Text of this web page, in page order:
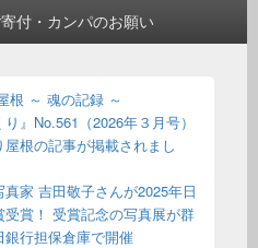
付・カンパのお願い
根 ～ 魂の記録 ～
り』No.561（2026年３月号）
根の記事が掲載されまし
家 吉田敬子さんが2025年日
賞！ 受賞記念の写真展が群
行担保倉庫で開催